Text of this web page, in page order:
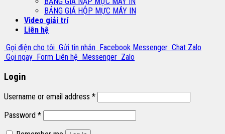
BẢNG GIÁ HỘP MỰC MÁY IN
Video giải trí
Liên hệ
Gọi điện cho tôi Gửi tin nhắn Facebook Messenger Chat Zalo
Gọi ngay Form Liên hệ Messenger Zalo
Login
Username or email address *
Password *